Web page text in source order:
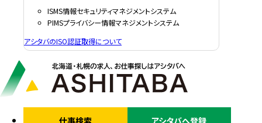
ISMS情報セキュリティマネジメントシステム
PIMSプライバシー情報マネジメントシステム
アシタバのISO認証取得について